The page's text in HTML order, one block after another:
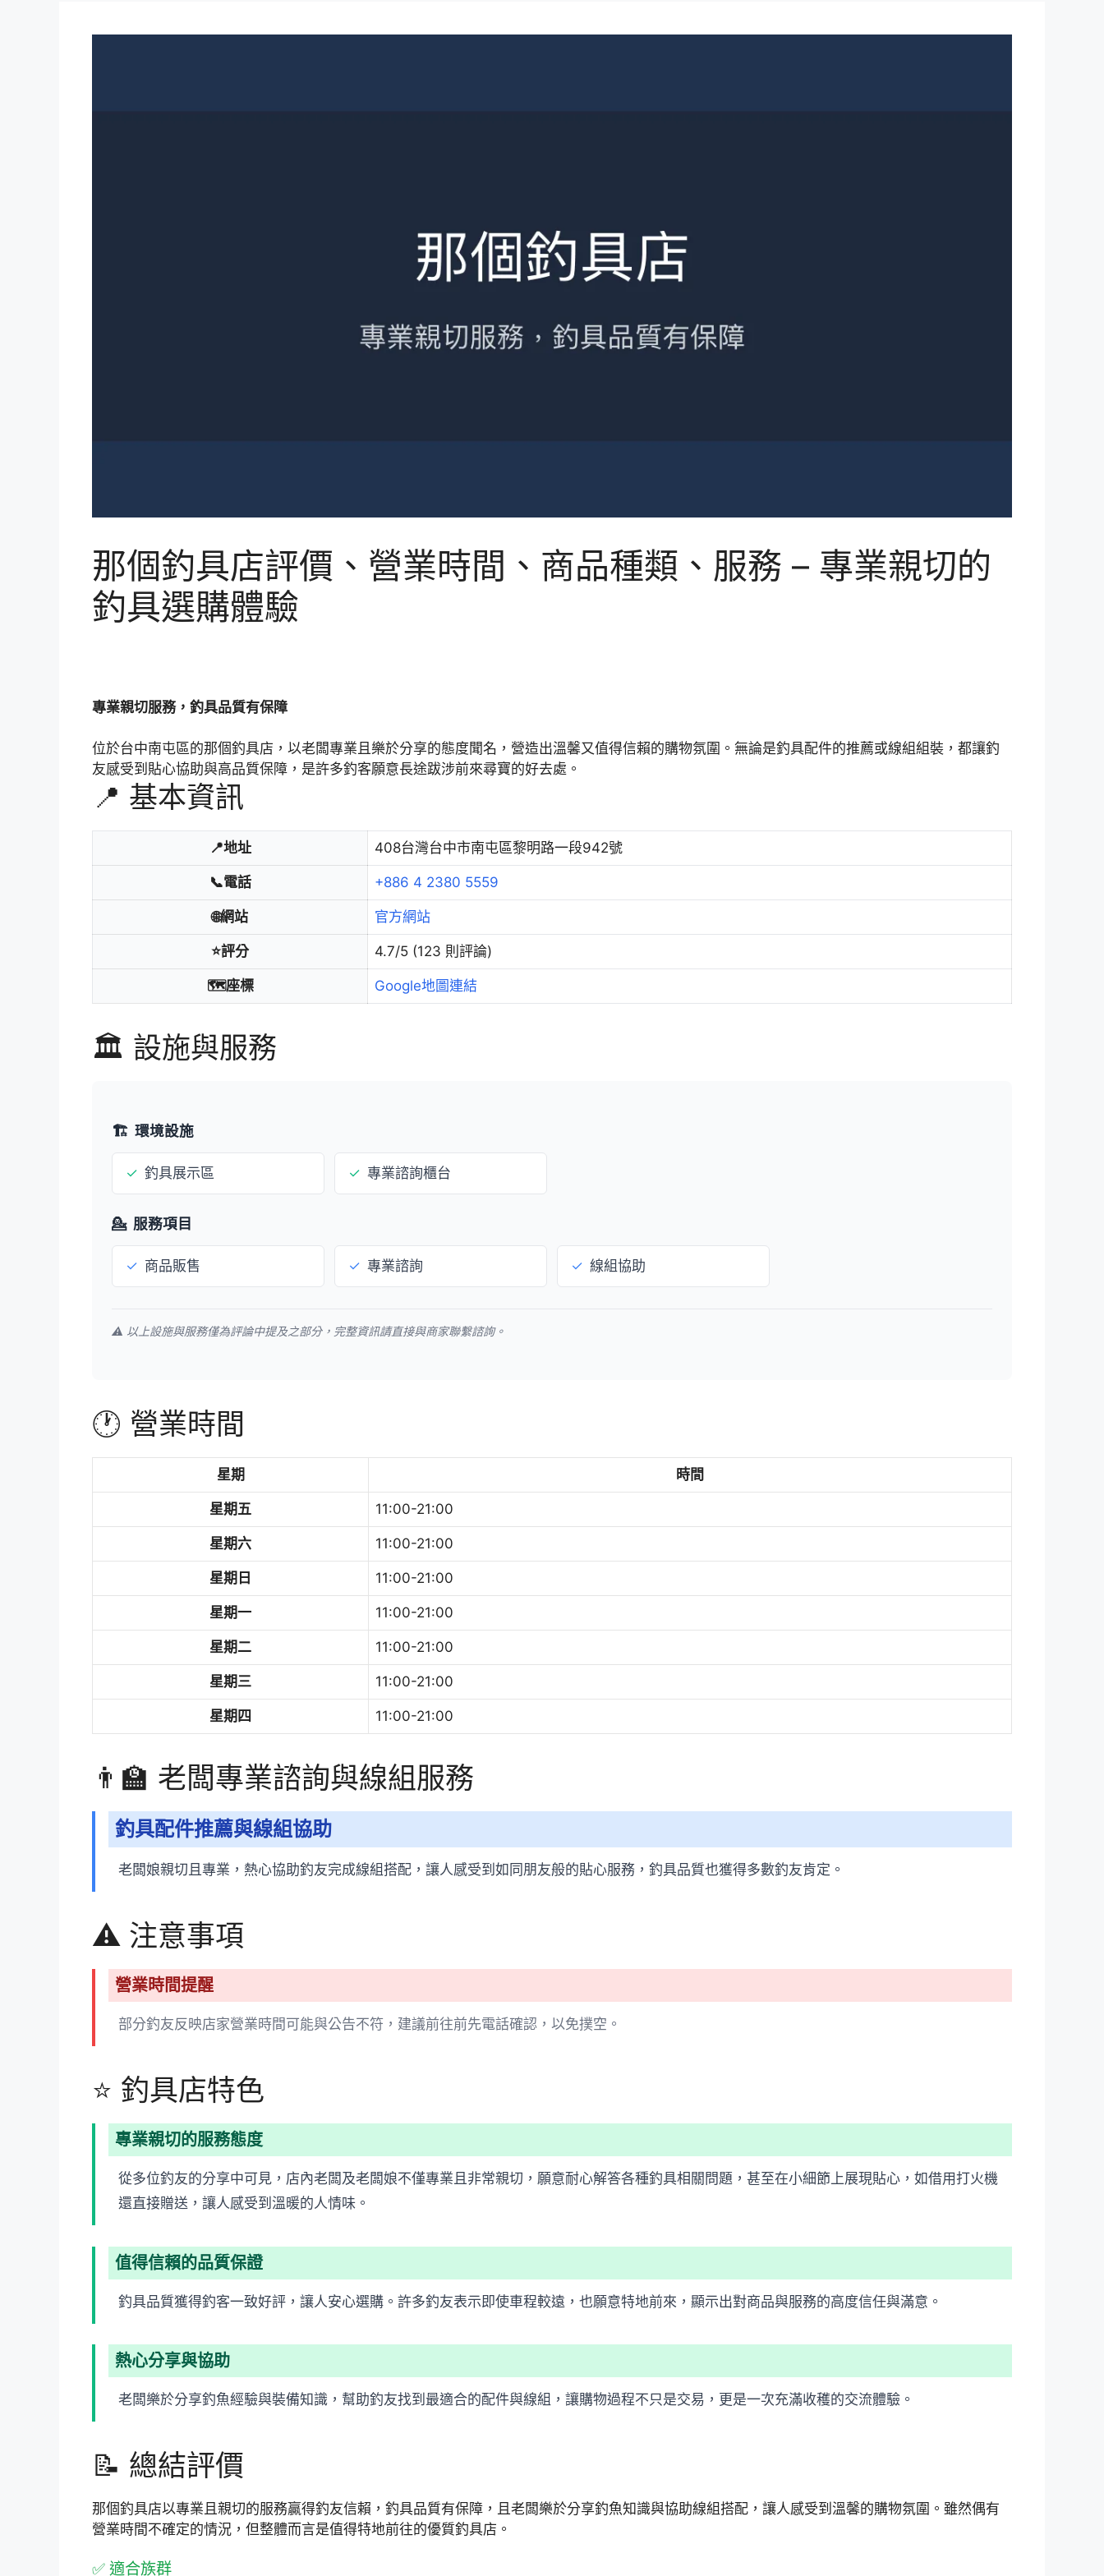
那個釣具店評價、營業時間、商品種類、服務 – 專業親切的
釣具選購體驗
專業親切服務，釣具品質有保障
位於台中南屯區的那個釣具店，以老闆專業且樂於分享的態度聞名，營造出溫馨又值得信賴的購物氛圍。無論是釣具配件的推薦或線組組裝，都讓釣
友感受到貼心協助與高品質保障，是許多釣客願意長途跋涉前來尋寶的好去處。
📍 基本資訊
📍地址 408台灣台中市南屯區黎明路一段942號
📞電話 +886 4 2380 5559
🌐網站 官方網站
⭐評分 4.7/5 (123 則評論)
🗺️座標 Google地圖連結
🏛️ 設施與服務
🏗️ 環境設施
✓ 釣具展示區 ✓ 專業諮詢櫃台
💁 服務項目
✓ 商品販售 ✓ 專業諮詢 ✓ 線組協助
⚠️ 以上設施與服務僅為評論中提及之部分，完整資訊請直接與商家聯繫諮詢。
🕐 營業時間
星期 時間
星期五 11:00-21:00
星期六 11:00-21:00
星期日 11:00-21:00
星期一 11:00-21:00
星期二 11:00-21:00
星期三 11:00-21:00
星期四 11:00-21:00
👨‍🏫 老闆專業諮詢與線組服務
釣具配件推薦與線組協助
老闆娘親切且專業，熱心協助釣友完成線組搭配，讓人感受到如同朋友般的貼心服務，釣具品質也獲得多數釣友肯定。
⚠️ 注意事項
營業時間提醒
部分釣友反映店家營業時間可能與公告不符，建議前往前先電話確認，以免撲空。
⭐ 釣具店特色
專業親切的服務態度
從多位釣友的分享中可見，店內老闆及老闆娘不僅專業且非常親切，願意耐心解答各種釣具相關問題，甚至在小細節上展現貼心，如借用打火機
還直接贈送，讓人感受到溫暖的人情味。
值得信賴的品質保證
釣具品質獲得釣客一致好評，讓人安心選購。許多釣友表示即使車程較遠，也願意特地前來，顯示出對商品與服務的高度信任與滿意。
熱心分享與協助
老闆樂於分享釣魚經驗與裝備知識，幫助釣友找到最適合的配件與線組，讓購物過程不只是交易，更是一次充滿收穫的交流體驗。
📝 總結評價
那個釣具店以專業且親切的服務贏得釣友信賴，釣具品質有保障，且老闆樂於分享釣魚知識與協助線組搭配，讓人感受到溫馨的購物氛圍。雖然偶有
營業時間不確定的情況，但整體而言是值得特地前往的優質釣具店。
✅ 適合族群